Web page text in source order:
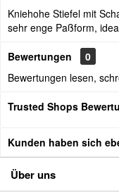
Kniehohe Stiefel mit
sehr enge Paßform,
Bewertungen
0
Bewertungen lesen,
Trusted Shops
Kunden haben sich
Über uns